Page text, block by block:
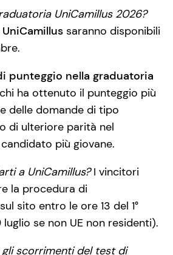
UniCamillus 2026?
saranno disponibili
punteggio nella graduatoria
ha ottenuto il punteggio più
delle domande di tipo
di ulteriore parità nel
più giovane.
a UniCamillus?I vincitori
la procedura di
sito entro le ore 13 del 1°
se non UE non residenti).
scorrimenti del test di